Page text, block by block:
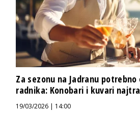
Za sezonu na Jadranu potrebno
radnika: Konobari i kuvari
19/03/2026 | 14:00